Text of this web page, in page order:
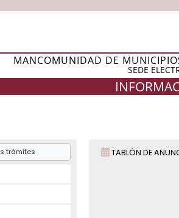
SEDE
MANCOMUNIDAD DE
trámites TABLÓN DE